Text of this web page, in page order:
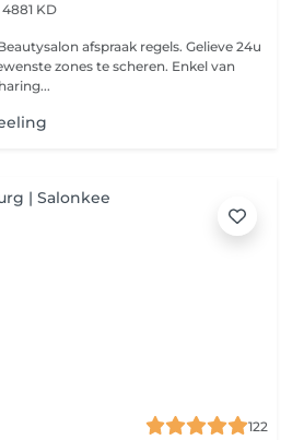
KD
afspraak regels. Gelieve 24u
zones te scheren. Enkel van
122